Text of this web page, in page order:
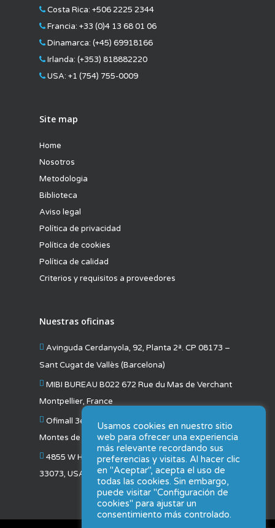
Costa Rica: +506 2225 2344
Francia: +33 (0)4 13 68 01 06
Dinamarca: (+45) 69918166
Irlanda: (+353) 818882220
USA: +1 (754) 755-0009
Site map
Home
Nosotros
Metodologia
Biblioteca
Aviso legal
Política de privacidad
Política de cookies
Política de calidad
Criterios y requisitos a proveedores
Nuestras oficinas
Avinguda Cerdanyola, 92, Planta 2ª. CP 08173 –
Sant Cugat de Vallès (Barcelona)
MIBI BUREAU B022 672 Rue du Mas de Verchant
Montpellier, France
Ofimall 3er Piso, Oficina #57 San Pedro de
Montes de Oca San José, Costa Rica
4855 W Hillsboro Blvd b3 Coconut Creek, FL
33073, USA
Usamos cookies en nuestro sitio
web para ofrecer una experiencia
más relevante recordando sus
preferencias y visitas. Al hacer clic
en "Aceptar", acepta el uso de
todas las cookies. Sin embargo,
puede visitar "Configuración de
cookies" para ajustar un
consentimiento más controlado.
Empresa
privacidadpara recibir información de